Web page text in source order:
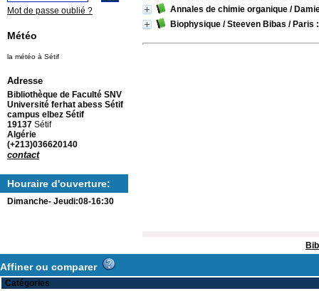
Annales de chimie organique /
Biophysique / Steeven Bibas / Paris
Mot de passe oublié ?
Météo
la météo à Sétif
Adresse
Bibliothèque de Faculté SNV
Université ferhat abess Sétif
campus elbez Sétif
19137 Sétif
Algérie
(+213)036620140
contact
Houraire d'ouverture:
Dimanche- Jeudi:08-16:30
Affiner ou comparer
Catégories